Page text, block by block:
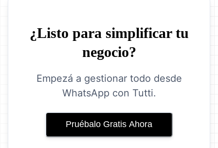
¿Listo para simplificar tu
negocio?
Empezá a gestionar todo desde
WhatsApp con Tutti.
Pruébalo Gratis Ahora